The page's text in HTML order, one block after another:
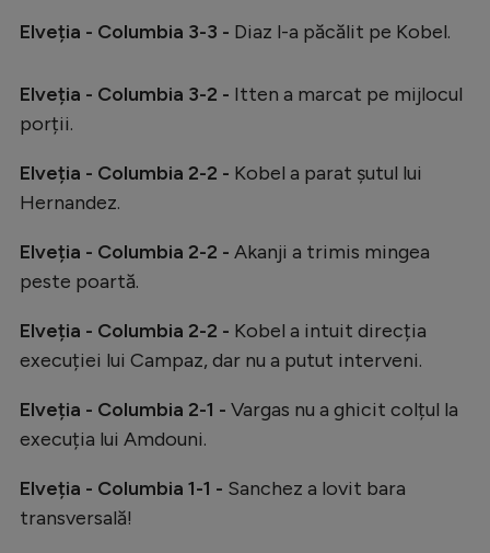
Elveția - Columbia 3-3 - Diaz l-a păcălit pe Kobel.
Elveția - Columbia 3-2 - Itten a marcat pe mijlocul
porții.
Elveția - Columbia 2-2 - Kobel a parat șutul lui
Hernandez.
Elveția - Columbia 2-2 - Akanji a trimis mingea
peste poartă.
Elveția - Columbia 2-2 - Kobel a intuit direcția
execuției lui Campaz, dar nu a putut interveni.
Elveția - Columbia 2-1 - Vargas nu a ghicit colțul la
execuția lui Amdouni.
Elveția - Columbia 1-1 - Sanchez a lovit bara
transversală!